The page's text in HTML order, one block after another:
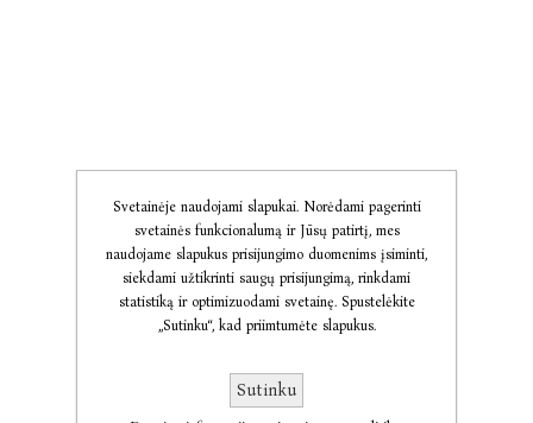
Svetainėje naudojami slapukai. Norėdami pagerinti
svetainės funkcionalumą ir Jūsų patirtį, mes
naudojame slapukus prisijungimo duomenims įsiminti,
siekdami užtikrinti saugų prisijungimą, rinkdami
statistiką ir optimizuodami svetainę. Spustelėkite
„Sutinku“, kad priimtumėte slapukus.
Sutinku